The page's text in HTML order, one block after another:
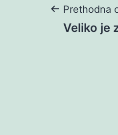
Prethodna
Veliko je